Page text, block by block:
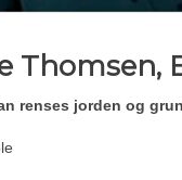
Thomsen,
renses jorden og